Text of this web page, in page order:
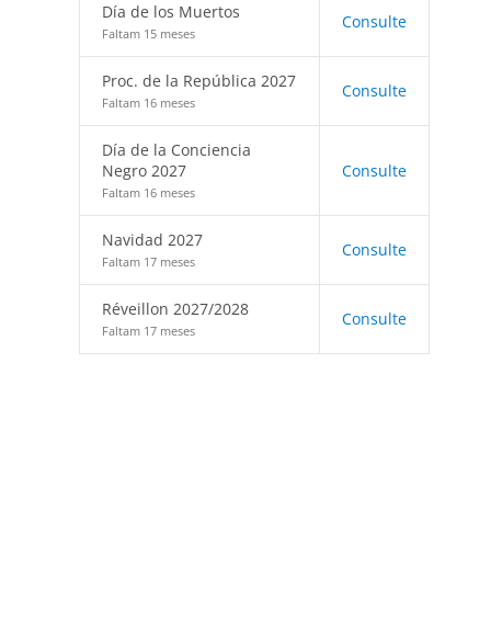
Día de los Muertos
Faltam 15 meses
Consulte
Proc. de la República 2027
Faltam 16 meses
Consulte
Día de la Conciencia
Negro 2027
Faltam 16 meses
Consulte
Navidad 2027
Faltam 17 meses
Consulte
Réveillon 2027/2028
Faltam 17 meses
Consulte